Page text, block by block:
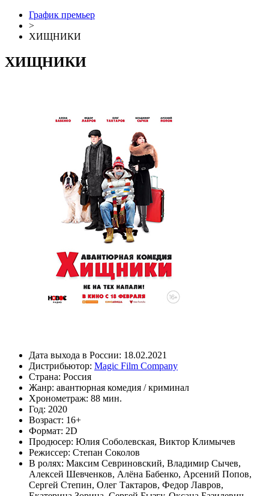
График премьер
>
ХИЩНИКИ
ХИЩНИКИ
Дата выхода в России: 18.02.2021
Дистрибьютор: Magic Film Company
Страна: Россия
Жанр: авантюрная комедия / криминал
Хронометраж: 88 мин.
Год: 2020
Возраст: 16+
Формат: 2D
Продюсер: Юлия Соболевская, Виктор Климычев
Режиссер: Степан Соколов
В ролях: Максим Севриновский, Владимир Сычев,
Алексей Шевченков, Алёна Бабенко, Арсений Попов,
Сергей Степин, Олег Тактаров, Федор Лавров,